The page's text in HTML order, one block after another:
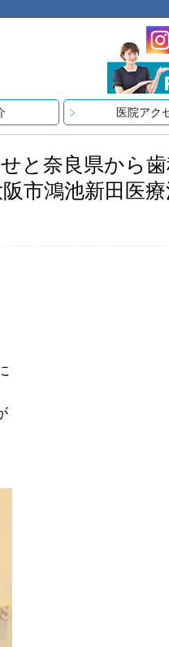
医院アク
と奈良県から
市鴻池新田医